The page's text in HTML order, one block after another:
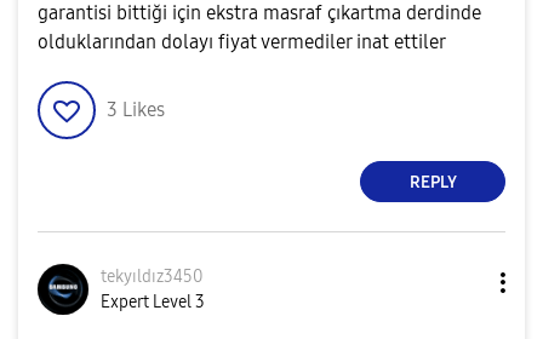
garantisi bittiği için ekstra masraf çıkartma derdinde
olduklarından dolayı fiyat vermediler inat ettiler
3 Likes
REPLY
tekyıldız3450
Expert Level 3